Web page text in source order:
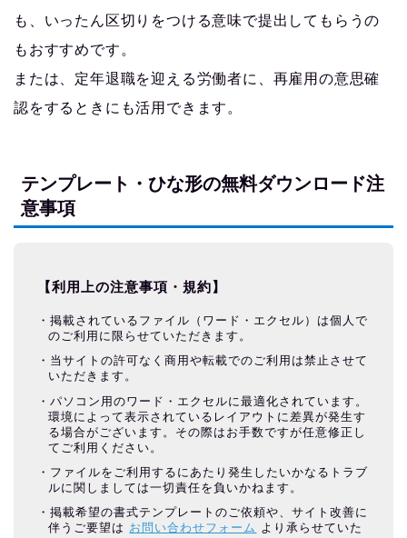
も、いったん区切りをつける意味で提出してもらうの
もおすすめです。
または、定年退職を迎える労働者に、再雇用の意思確
認をするときにも活用できます。
テンプレート・ひな形の無料ダウンロード注
意事項
【利用上の注意事項・規約】
掲載されているファイル（ワード・エクセル）は個人で
のご利用に限らせていただきます。
当サイトの許可なく商用や転載でのご利用は禁止させて
いただきます。
パソコン用のワード・エクセルに最適化されています。
環境によって表示されているレイアウトに差異が発生す
る場合がございます。その際はお手数ですが任意修正し
てご利用ください。
ファイルをご利用するにあたり発生したいかなるトラブ
ルに関しましては一切責任を負いかねます。
掲載希望の書式テンプレートのご依頼や、サイト改善に
伴うご要望は お問い合わせフォーム より承らせていた